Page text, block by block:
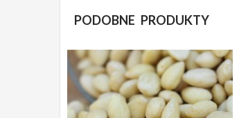
wiele
Opcje
można
wybrać
na
PODOBNE PRODUKTY